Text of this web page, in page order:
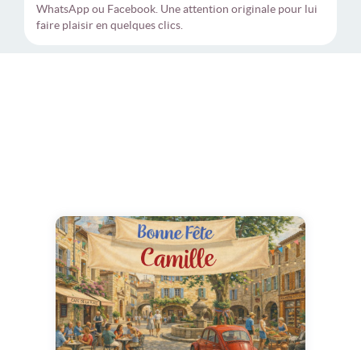
WhatsApp ou Facebook. Une attention originale pour lui
faire plaisir en quelques clics.